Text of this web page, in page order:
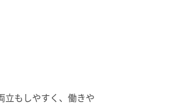
立もしやすく、働きや